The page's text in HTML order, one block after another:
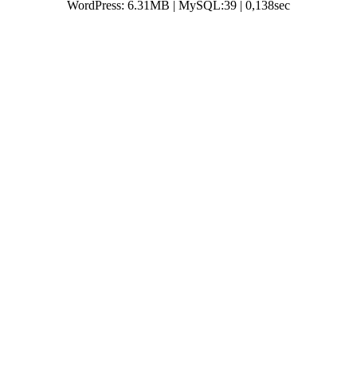
WordPress: 6.31MB | MySQL:39 | 0,138sec